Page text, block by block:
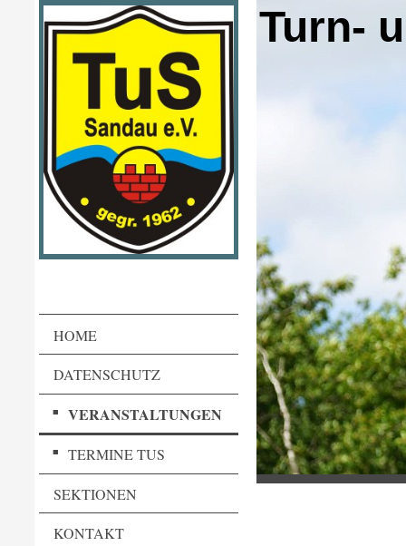
HOME
DATENSCHUTZ
VERANSTALTUNGEN
TERMINE TUS
SEKTIONEN
KONTAKT
Turn-